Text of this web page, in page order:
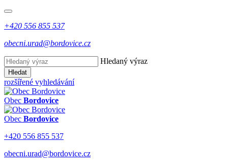
+420 556 855 537
obecni.urad@bordovice.cz
Hledaný výraz
Hledat
rozšířené vyhledávání
Obec Bordovice
Obec Bordovice
+420 556 855 537
obecni.urad@bordovice.cz